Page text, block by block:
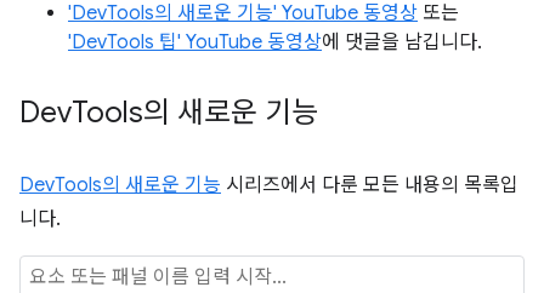
'DevTools의 새로운 기능' YouTube 동영상 또는
'DevTools 팁' YouTube 동영상에 댓글을 남깁니다.
DevTools의 새로운 기능
DevTools의 새로운 기능 시리즈에서 다룬 모든 내용의 목록입
니다.